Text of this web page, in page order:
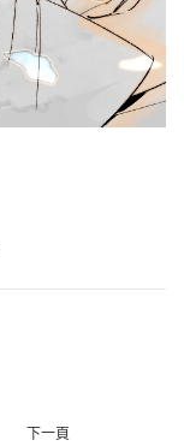
下一頁